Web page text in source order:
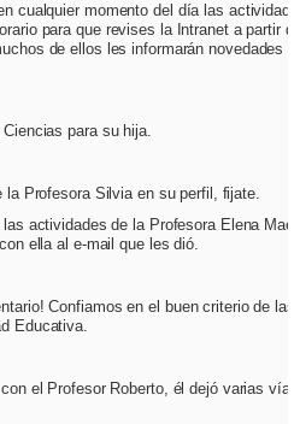
cualquier momento del día las
para que revises la Intranet a partir
de ellos les informarán novedades
para su hija.
la Profesora Silvia en su perfil, fijate.
actividades de la Profesora Elena
ella al e-mail que les dió.
Confiamos en el buen criterio de las
Educativa.
el Profesor Roberto, él dejó varias